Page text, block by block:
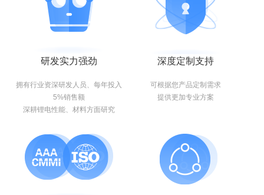
研发实力强劲
拥有行业资深研发人员、每年投入
5%销售额
深耕锂电性能、材料方面研究
深度定制支持
可根据您产品定制需求
提供更加专业方案